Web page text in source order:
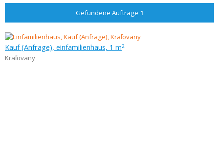
Gefundene Aufträge 1
Kauf (Anfrage), einfamilienhaus, 1 m2
Kraľovany